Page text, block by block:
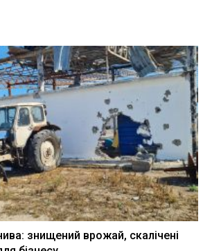
знищений врожай, скалічені